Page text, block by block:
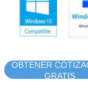
OBTENER
GRATIS